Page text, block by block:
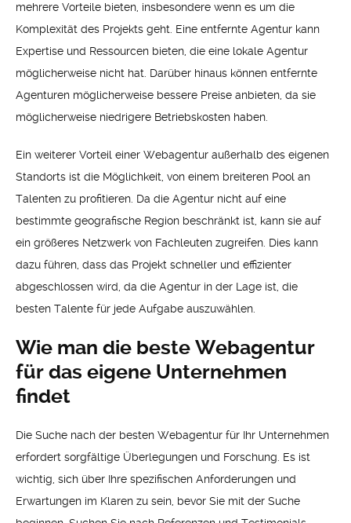
mehrere Vorteile bieten, insbesondere wenn es um die
Komplexität des Projekts geht. Eine entfernte Agentur kann
Expertise und Ressourcen bieten, die eine lokale Agentur
möglicherweise nicht hat. Darüber hinaus können entfernte
Agenturen möglicherweise bessere Preise anbieten, da sie
möglicherweise niedrigere Betriebskosten haben.
Ein weiterer Vorteil einer Webagentur außerhalb des eigenen
Standorts ist die Möglichkeit, von einem breiteren Pool an
Talenten zu profitieren. Da die Agentur nicht auf eine
bestimmte geografische Region beschränkt ist, kann sie auf
ein größeres Netzwerk von Fachleuten zugreifen. Dies kann
dazu führen, dass das Projekt schneller und effizienter
abgeschlossen wird, da die Agentur in der Lage ist, die
besten Talente für jede Aufgabe auszuwählen.
Wie man die beste Webagentur
für das eigene Unternehmen
findet
Die Suche nach der besten Webagentur für Ihr Unternehmen
erfordert sorgfältige Überlegungen und Forschung. Es ist
wichtig, sich über Ihre spezifischen Anforderungen und
Erwartungen im Klaren zu sein, bevor Sie mit der Suche